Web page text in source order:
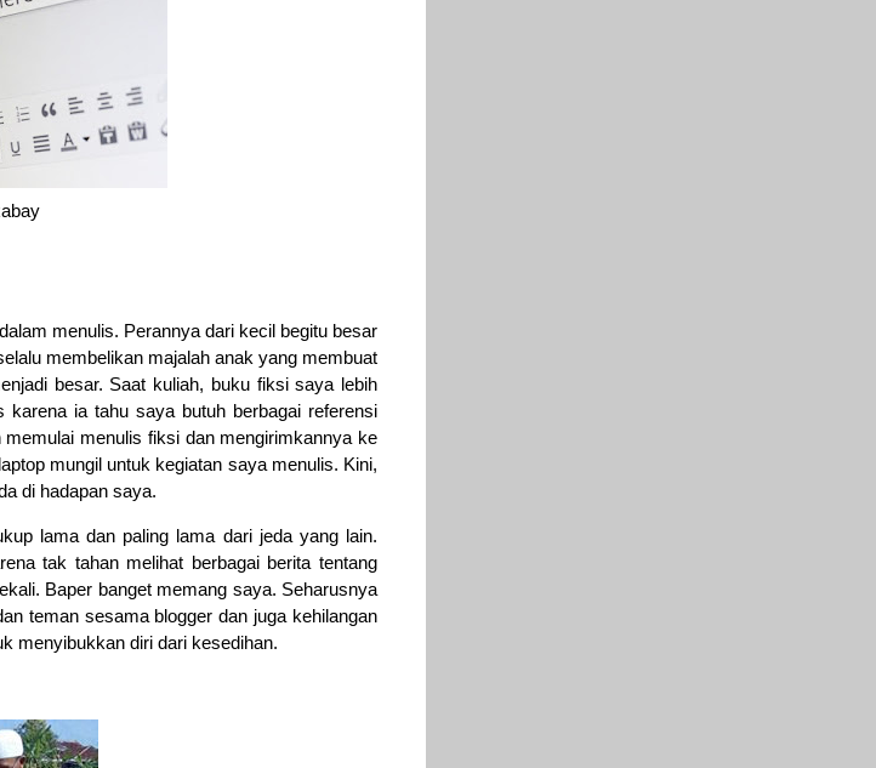
menulis. Perannya dari kecil begitu besar
membelikan majalah anak yang membuat
besar. Saat kuliah, buku fiksi saya lebih
ia tahu saya butuh berbagai referensi
menulis fiksi dan mengirimkannya ke
mungil untuk kegiatan saya menulis. Kini,
di hadapan saya.
lama dan paling lama dari jeda yang lain.
tak tahan melihat berbagai berita tentang
Baper banget memang saya. Seharusnya
teman sesama blogger dan juga kehilangan
menyibukkan diri dari kesedihan.